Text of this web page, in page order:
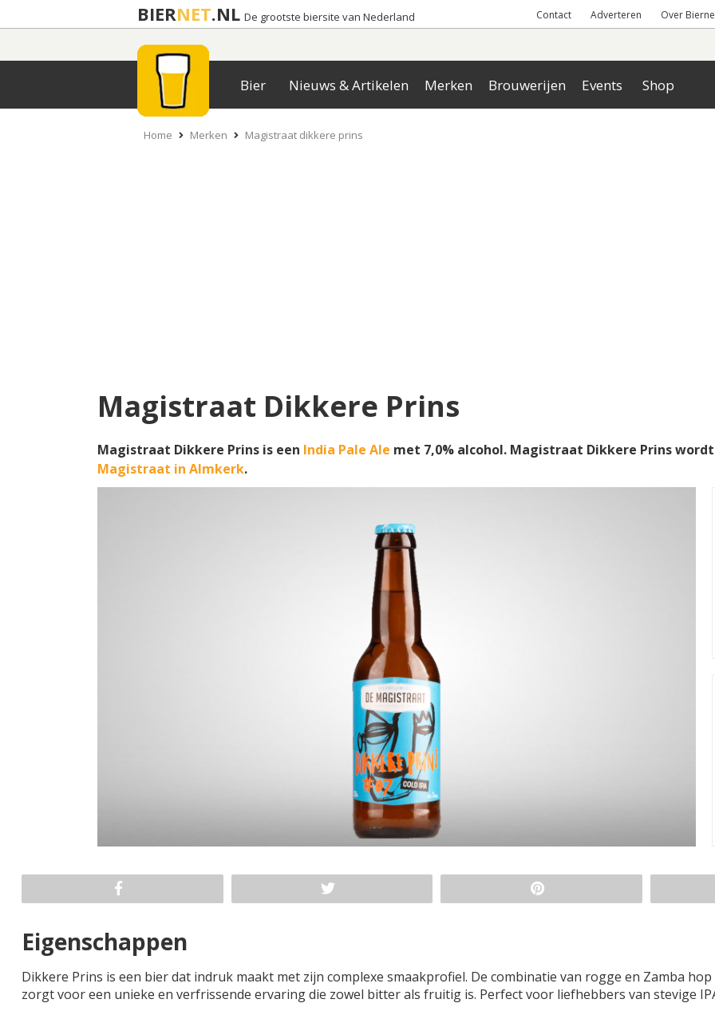
BIERNET.NL De grootste biersite van Nederland Contact Adverteren Over
Bier Nieuws & Artikelen Merken Brouwerijen Events Shop
Home Merken Magistraat dikkere prins
Magistraat Dikkere Prins
Magistraat Dikkere Prins is een India Pale Ale met 7,0% alcohol. Magistraat Dikkere Prins
Magistraat in Almkerk.
Eigenschappen
Dikkere Prins is een bier dat indruk maakt met zijn complexe smaakprofiel. De combinatie van rogge en Zamba hop
zorgt voor een unieke en verfrissende ervaring die zowel bitter als fruitig is. Perfect voor liefhebbers van stevige